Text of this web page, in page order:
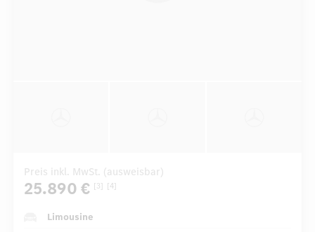
Preis inkl. MwSt. (ausweisbar)
25.890 € [3] [4]
Limousine